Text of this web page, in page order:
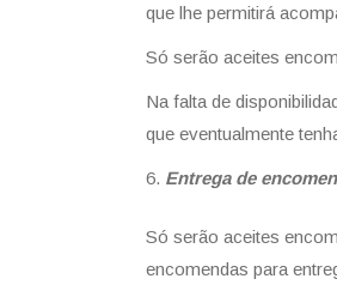
que lhe permitirá
Só serão aceites
Na falta de
que eventualmente
Entrega de
Só serão aceites
encomendas para